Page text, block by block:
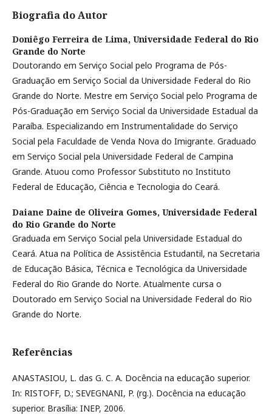
Biografia do Autor
Doniêgo Ferreira de Lima, Universidade Federal do Rio
Grande do Norte
Doutorando em Serviço Social pelo Programa de Pós-
Graduação em Serviço Social da Universidade Federal do Rio
Grande do Norte. Mestre em Serviço Social pelo Programa de
Pós-Graduação em Serviço Social da Universidade Estadual da
Paraíba. Especializando em Instrumentalidade do Serviço
Social pela Faculdade de Venda Nova do Imigrante. Graduado
em Serviço Social pela Universidade Federal de Campina
Grande. Atuou como Professor Substituto no Instituto
Federal de Educação, Ciência e Tecnologia do Ceará.
Daiane Daine de Oliveira Gomes, Universidade Federal
do Rio Grande do Norte
Graduada em Serviço Social pela Universidade Estadual do
Ceará. Atua na Política de Assistência Estudantil, na Secretaria
de Educação Básica, Técnica e Tecnológica da Universidade
Federal do Rio Grande do Norte. Atualmente cursa o
Doutorado em Serviço Social na Universidade Federal do Rio
Grande do Norte.
Referências
ANASTASIOU, L. das G. C. A. Docência na educação superior.
In: RISTOFF, D.; SEVEGNANI, P. (rg.). Docência na educação
superior. Brasília: INEP, 2006.